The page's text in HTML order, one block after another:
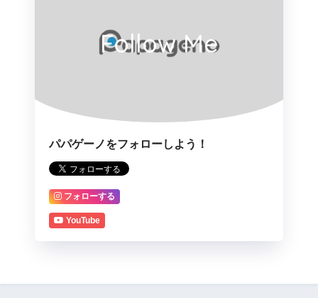
Follow Me
パパゲーノをフォローしよう！
フォローする
YouTube